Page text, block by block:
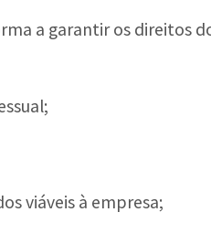
a garantir os direitos
viáveis à empresa;